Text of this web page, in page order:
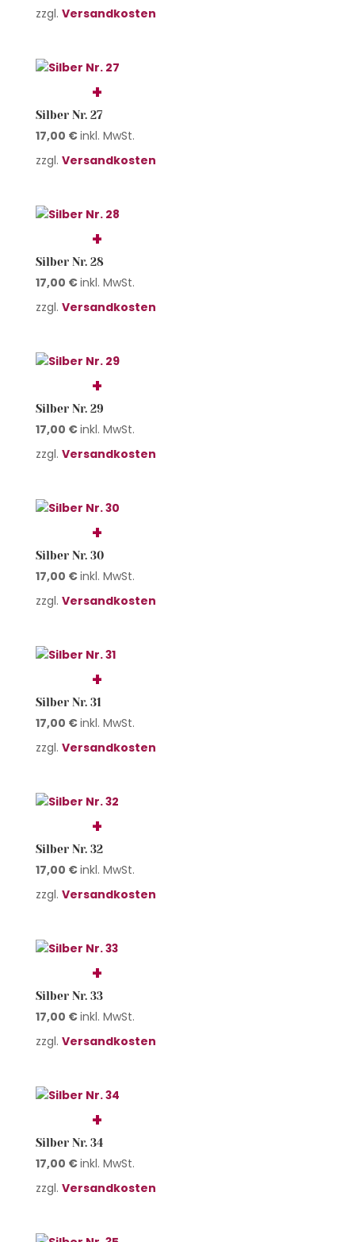
zzgl. Versandkosten
Silber Nr. 27
17,00 €inkl. MwSt.
zzgl. Versandkosten
Silber Nr. 28
17,00 €inkl. MwSt.
zzgl. Versandkosten
Silber Nr. 29
17,00 €inkl. MwSt.
zzgl. Versandkosten
Silber Nr. 30
17,00 €inkl. MwSt.
zzgl. Versandkosten
Silber Nr. 31
17,00 €inkl. MwSt.
zzgl. Versandkosten
Silber Nr. 32
17,00 €inkl. MwSt.
zzgl. Versandkosten
Silber Nr. 33
17,00 €inkl. MwSt.
zzgl. Versandkosten
Silber Nr. 34
17,00 €inkl. MwSt.
zzgl. Versandkosten